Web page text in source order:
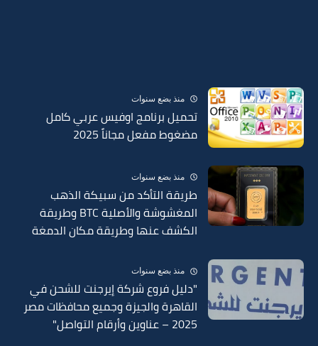
منذ بضع سنوات
تحميل برنامج اوفيس عربي كامل
مضغوط مفعل مجاناً 2025
منذ بضع سنوات
طريقة التأكد من سبيكة الذهب
المغشوشة والأصلية BTC وطريقة
الكشف عنها وطريقة مكان الدمغة
منذ بضع سنوات
"دليل فروع شركة إيرجنت للشحن في
القاهرة والجيزة وجميع محافظات مصر
2025 – عناوين وأرقام التواصل"